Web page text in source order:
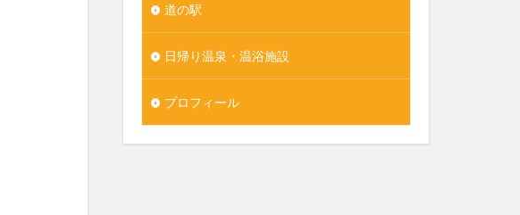
道の駅
日帰り温泉・温浴施設
プロフィール